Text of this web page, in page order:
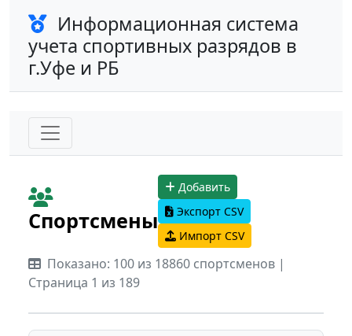
Информационная система
учета спортивных разрядов в
г.Уфе и РБ
Спортсмены
Добавить
Экспорт CSV
Импорт CSV
Показано: 100 из 18860 спортсменов |
Страница 1 из 189